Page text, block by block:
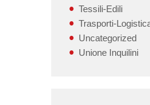
Tessili-Edili
Trasporti-
Uncategorized
Unione Inquilini